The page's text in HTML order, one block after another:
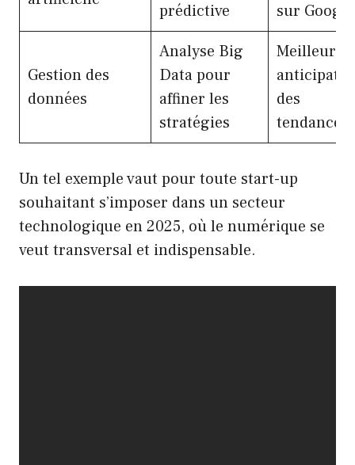
prédictive
sur Google
Gestion des
données
Analyse Big
Data pour
affiner les
stratégies
Meilleure
des
tendances
Un tel exemple vaut pour toute start-up
souhaitant s’imposer dans un secteur
technologique en 2025, où le numérique se
veut transversal et indispensable.